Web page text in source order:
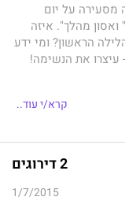
מסעירה על יום
ואסון מהלך". איזה
הראשון? ומי ידע
עיצרו את הנשימה!
קרא/י עוד..
2 דירוגים
1/7/2015